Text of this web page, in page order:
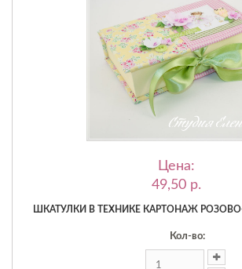
Цена:
49,50 p.
ШКАТУЛКИ В ТЕХНИКЕ КАРТОНАЖ
Кол-во: